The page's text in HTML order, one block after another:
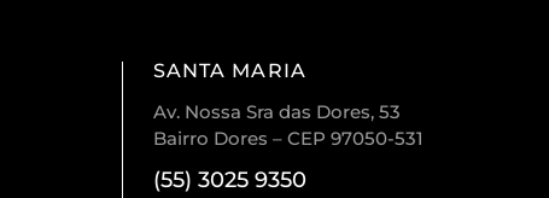
SANTA MARIA
Av. Nossa Sra das Dores, 53
Bairro Dores – CEP 97050-531
(55) 3025 9350